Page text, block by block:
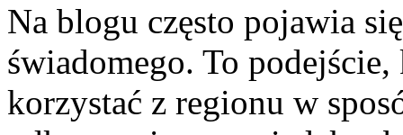
Na blogu często pojawia
świadomego. To
korzystać z regionu w